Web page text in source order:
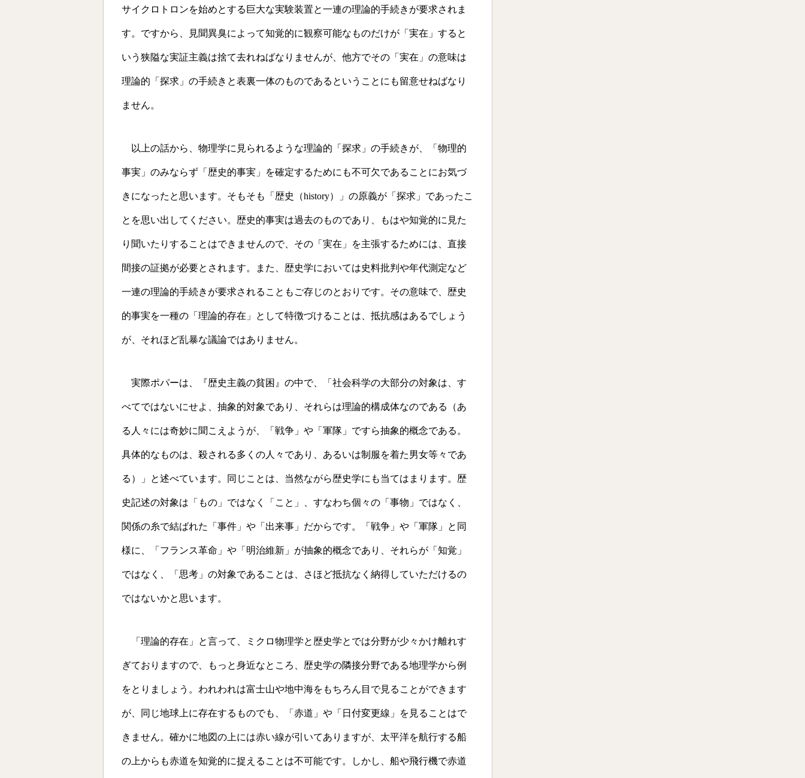
サイクロトロンを始めとする巨大な実験装置と一連の理論的手続きが要求されま
す。ですから、見聞異臭によって知覚的に観察可能なものだけが「実在」すると
いう狭隘な実証主義は捨て去れねばなりませんが、他方でその「実在」の意味は
理論的「探求」の手続きと表裏一体のものであるということにも留意せねばなり
ません。
以上の話から、物理学に見られるような理論的「探求」の手続きが、「物理的
事実」のみならず「歴史的事実」を確定するためにも不可欠であることにお気づ
きになったと思います。そもそも「歴史（history）」の原義が「探求」であったこ
とを思い出してください。歴史的事実は過去のものであり、もはや知覚的に見た
り聞いたりすることはできませんので、その「実在」を主張するためには、直接
間接の証拠が必要とされます。また、歴史学においては史料批判や年代測定など
一連の理論的手続きが要求されることもご存じのとおりです。その意味で、歴史
的事実を一種の「理論的存在」として特徴づけることは、抵抗感はあるでしょう
が、それほど乱暴な議論ではありません。
実際ポパーは、『歴史主義の貧困』の中で、「社会科学の大部分の対象は、す
べてではないにせよ、抽象的対象であり、それらは理論的構成体なのである（あ
る人々には奇妙に聞こえようが、「戦争」や「軍隊」ですら抽象的概念である。
具体的なものは、殺される多くの人々であり、あるいは制服を着た男女等々であ
る）」と述べています。同じことは、当然ながら歴史学にも当てはまります。歴
史記述の対象は「もの」ではなく「こと」、すなわち個々の「事物」ではなく、
関係の糸で結ばれた「事件」や「出来事」だからです。「戦争」や「軍隊」と同
様に、「フランス革命」や「明治維新」が抽象的概念であり、それらが「知覚」
ではなく、「思考」の対象であることは、さほど抵抗なく納得していただけるの
ではないかと思います。
「理論的存在」と言って、ミクロ物理学と歴史学とでは分野が少々かけ離れす
ぎておりますので、もっと身近なところ、歴史学の隣接分野である地理学から例
をとりましょう。われわれは富士山や地中海をもちろん目で見ることができます
が、同じ地球上に存在するものでも、「赤道」や「日付変更線」を見ることはで
きません。確かに地図の上には赤い線が引いてありますが、太平洋を航行する船
の上からも赤道を知覚的に捉えることは不可能です。しかし、船や飛行機で赤道